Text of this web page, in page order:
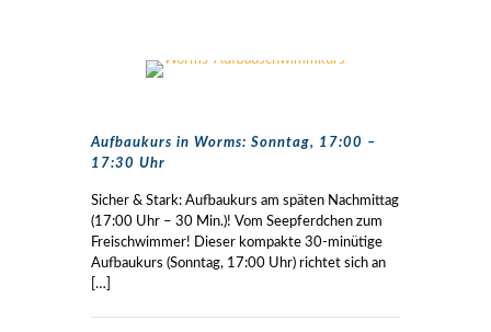
Aufbaukurs in Worms: Sonntag, 17:00 –
17:30 Uhr
Sicher & Stark: Aufbaukurs am späten Nachmittag
(17:00 Uhr – 30 Min.)! Vom Seepferdchen zum
Freischwimmer! Dieser kompakte 30-minütige
Aufbaukurs (Sonntag, 17:00 Uhr) richtet sich an
[…]